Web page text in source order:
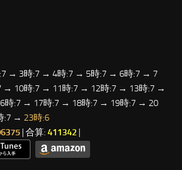
→ 3時:7 → 4時:7 → 5時:7 → 6時:7 → 7
→ 10時:7 → 11時:7 → 12時:7 → 13時:7 →
時:7 → 17時:7 → 18時:7 → 19時:7 → 20
:7 → 23時:6
| 合算: 411342 |